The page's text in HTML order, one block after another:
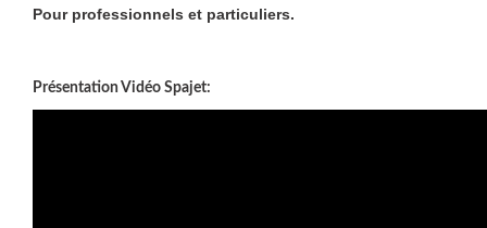
Pour professionnels et particuliers.
Présentation Vidéo Spajet: